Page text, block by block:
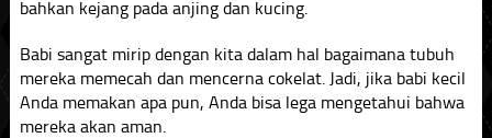
bahkan kejang pada anjing dan kucing.
Babi sangat mirip dengan kita dalam hal bagaimana tubuh
mereka memecah dan mencerna cokelat. Jadi, jika babi kecil
Anda memakan apa pun, Anda bisa lega mengetahui bahwa
mereka akan aman.